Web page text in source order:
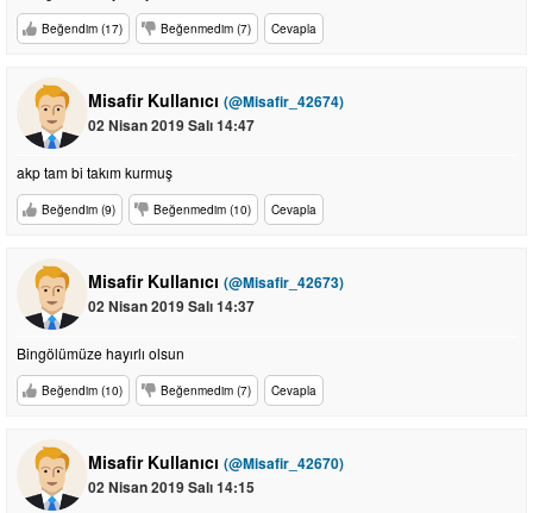
Beğendim (17) Beğenmedim (7) Cevapla
Misafir Kullanıcı (@Misafir_42674)
02 Nisan 2019 Salı 14:47
akp tam bi takım kurmuş
Beğendim (9) Beğenmedim (10) Cevapla
Misafir Kullanıcı (@Misafir_42673)
02 Nisan 2019 Salı 14:37
Bingölümüze hayırlı olsun
Beğendim (10) Beğenmedim (7) Cevapla
Misafir Kullanıcı (@Misafir_42670)
02 Nisan 2019 Salı 14:15